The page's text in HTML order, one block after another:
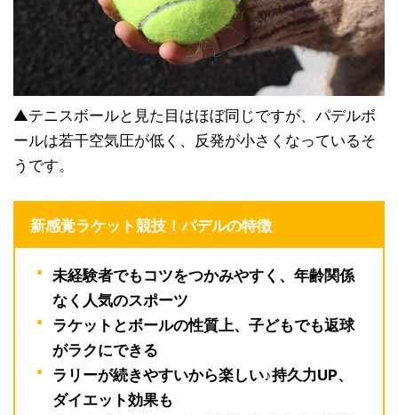
▲テニスボールと見た目はほぼ同じですが、パデルボ
ールは若干空気圧が低く、反発が小さくなっているそ
うです。
新感覚ラケット競技！パデルの特徴
未経験者でもコツをつかみやすく、年齢関係
なく人気のスポーツ
ラケットとボールの性質上、子どもでも返球
がラクにできる
ラリーが続きやすいから楽しい♪持久力UP、
ダイエット効果も